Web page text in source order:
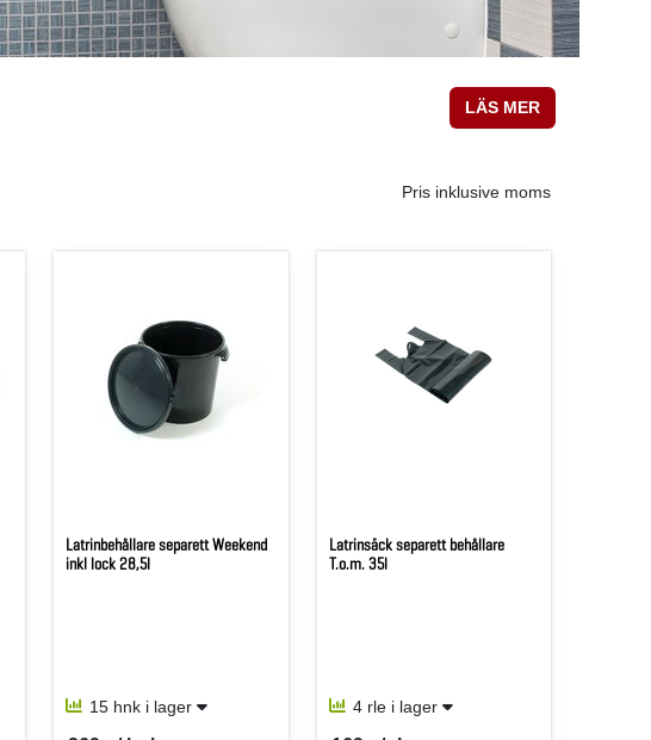
LÄS MER
Pris inklusive moms
Latrinbehållare separett Weekend
inkl lock 28,5l
15 hnk i lager
Latrinsäck separett behållare
T.o.m. 35l
4 rle i lager